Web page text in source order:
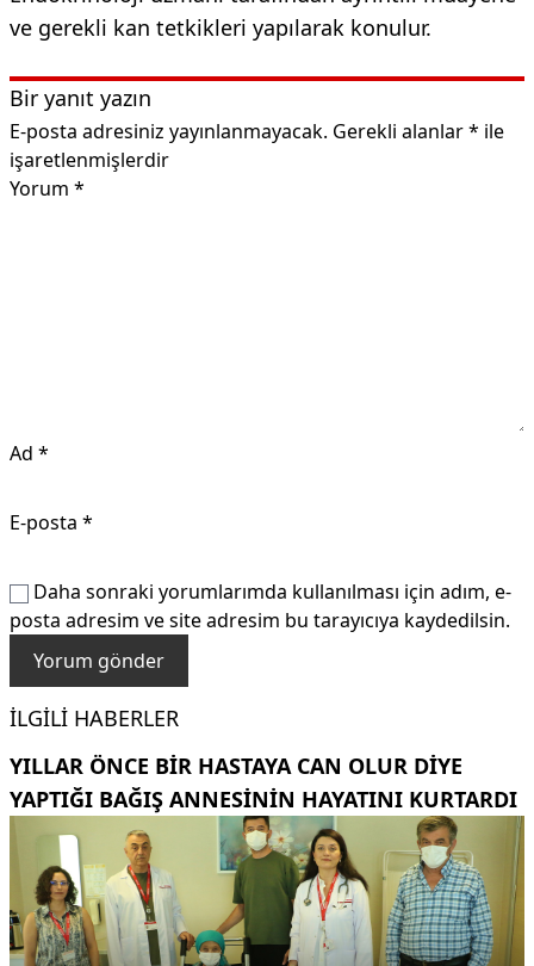
ve gerekli kan tetkikleri yapılarak konulur.
Bir yanıt yazın
E-posta adresiniz yayınlanmayacak. Gerekli alanlar* ile
işaretlenmişlerdir
Yorum *
Ad *
E-posta *
Daha sonraki yorumlarımda kullanılması için adım, e-
posta adresim ve site adresim bu tarayıcıya kaydedilsin.
İLGILI HABERLER
YILLAR ÖNCE BIR HASTAYA CAN OLUR DIYE
YAPTIĞI BAĞIŞ ANNESININ HAYATINI KURTARDI